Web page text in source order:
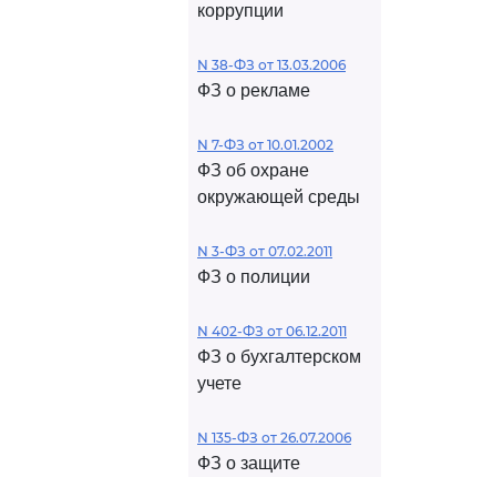
коррупции
N 38-ФЗ от 13.03.2006
ФЗ о рекламе
N 7-ФЗ от 10.01.2002
ФЗ об охране
окружающей среды
N 3-ФЗ от 07.02.2011
ФЗ о полиции
N 402-ФЗ от 06.12.2011
ФЗ о бухгалтерском
учете
N 135-ФЗ от 26.07.2006
ФЗ о защите